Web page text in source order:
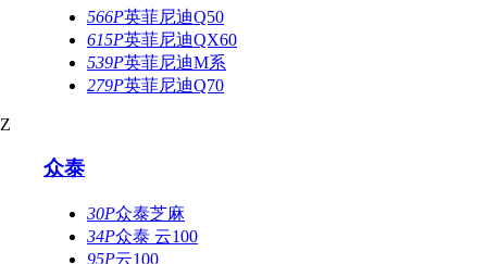
566P英菲尼迪Q50
615P英菲尼迪QX60
539P英菲尼迪M系
279P英菲尼迪Q70
Z
众泰
30P众泰芝麻
34P众泰 云100
95P云100